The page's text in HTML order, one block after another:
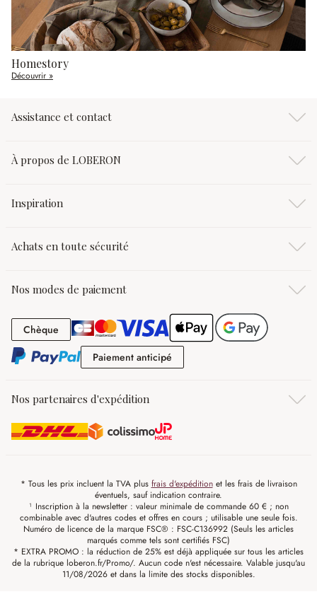
Homestory
Découvrir »
Assistance et contact
À propos de LOBERON
Inspiration
Achats en toute sécurité
Nos modes de paiement
Chèque Chèque
Paiement anticipé
Nos partenaires d'expédition
* Tous les prix incluent la TVA plus frais d'expéditionet les frais de livraison
éventuels, sauf indication contraire.
¹ Inscription à la newsletter : valeur minimale de commande 60 € ; non
combinable avec d'autres codes et offres en cours ; utilisable une seule fois.
Numéro de licence de la marque FSC® : FSC-C136992 (Seuls les articles
marqués comme tels sont certifiés FSC)
* EXTRA PROMO : la réduction de 25% est déjà appliquée sur tous les articles
de la rubrique loberon.fr/Promo/. Aucun code n'est nécessaire. Valable jusqu'au
11/08/2026 et dans la limite des stocks disponibles.